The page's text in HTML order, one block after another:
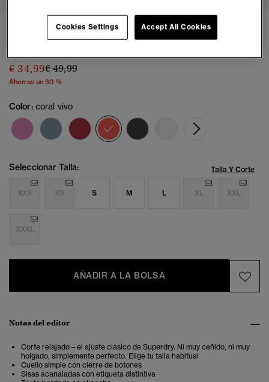
Polo Vintage Destroy
€ 34,99Precio rebajado de
€ 49,99a
Ahorras un 30 %
Color: coral vivo
seleccionado
Seleccionar Talla: Talla Y Corte
XXS XS S M L XL XXL
XXXL
AÑADIR A LA BOLSA
Notas del editor
Corte relajado – el ajuste clásico de Superdry. Ni muy ceñido, ni muy
holgado, simplemente perfecto. Elige tu talla habitual
Cuello simple con cierre de botones
Sisas acanaladas con etiqueta distintiva
Accept All Cookies
Cookies Settings